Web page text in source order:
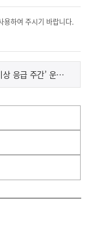
용하여 주시기 바랍니다.
[제39회 국무회의 모두발언] “‘추석 연휴 비상 응급 주간’ 운영, 한시적 건강보험 수가 대폭 인상 및 국민 안전 최우선”